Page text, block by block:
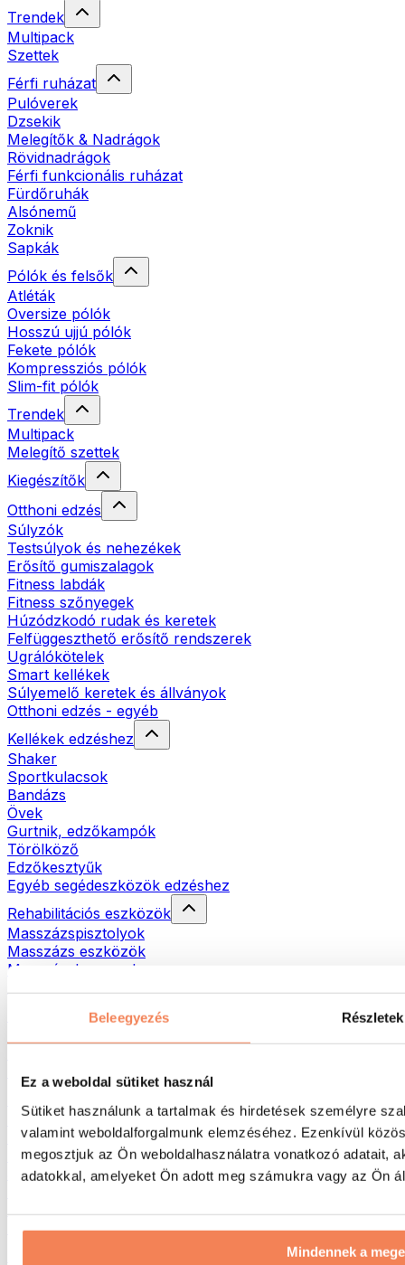
Beleegyezés Részletek
Ez a weboldal sütiket használ
Sütiket használunk a tartalmak és hirdetések személyre
valamint weboldalforgalmunk elemzéséhez. Ezenkívül
megosztjuk az Ön weboldalhasználatra vonatkozó adatait,
adatokkal, amelyeket Ön adott meg számukra vagy az Ön
Mindennek a
Trendek
Multipack
Szettek
Férfi ruházat
Pulóverek
Dzsekik
Melegítők & Nadrágok
Rövidnadrágok
Férfi funkcionális ruházat
Fürdőruhák
Alsónemű
Zoknik
Sapkák
Pólók és felsők
Atléták
Oversize pólók
Hosszú ujjú pólók
Fekete pólók
Kompressziós pólók
Slim-fit pólók
Trendek
Multipack
Melegítő szettek
Kiegészítők
Otthoni edzés
Súlyzók
Testsúlyok és nehezékek
Erősítő gumiszalagok
Fitness labdák
Fitness szőnyegek
Húzódzkodó rudak és keretek
Felfüggeszthető erősítő rendszerek
Ugrálókötelek
Smart kellékek
Súlyemelő keretek és állványok
Otthoni edzés - egyéb
Kellékek edzéshez
Shaker
Sportkulacsok
Bandázs
Övek
Gurtnik, edzőkampók
Törölköző
Edzőkesztyűk
Egyéb segédeszközök edzéshez
Rehabilitációs eszközök
Masszázspisztolyok
Masszázs eszközök
Masszázshengerek
Táskák & hátizsákok
Hátizsákok
Futás
Küzdősportok
Kerékpározás
Jóga és pilates
Úszás
Túrázás